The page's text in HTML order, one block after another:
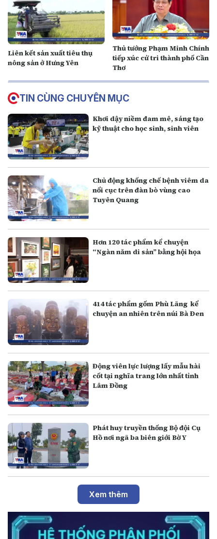
Liên kết sản xuất tiêu thụ
nông sản ở Hưng Yên
Thủ tướng Phạm Minh Chính
tiếp xúc cử tri thành phố Cần
Thơ
TIN CÙNG CHUYÊN MỤC
Khơi dậy niềm đam mê, sáng tạo
kỹ thuật cho học sinh, sinh viên
Chủ động khống chế bệnh viêm da
nổi cục trên đàn bò vùng cao
Tuyên Quang
Hơn 120 tác phẩm kể chuyện
“Ngàn năm di sản” bằng hội họa
414 tác phẩm gốm Phù Lãng kể
chuyện an nhiên trên núi Bà Đen
Động viên lực lượng lấy mẫu hài
cốt tại nghĩa trang lớn nhất tỉnh
Lâm Đồng
Phát huy truyền thống Bộ đội Cụ
Hồ nơi ngã ba biên giới Bờ Y
Xem thêm